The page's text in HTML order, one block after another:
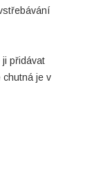
ji přidávat
chutná je v